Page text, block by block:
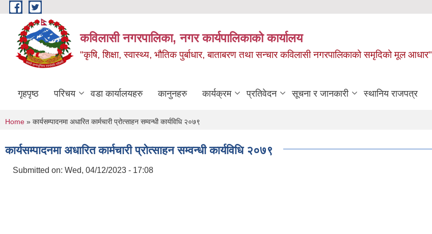
Skip to main content
कविलासी नगरपालिका, नगर कार्यपालिकाको कार्यालय
"कृषि, शिक्षा, स्वास्थ्य, भौतिक पुर्बाधार, बाताबरण तथा सन्चार कविलासी नगरपालिकाको समृदिको मूल आधार"
गृहपृष्ठ परिचय वडा कार्यालयहरु कानुनहरु कार्यक्रम प्रतिवेदन सूचना र जानकारी स्थानिय राजपत्र
You are here
Home » कार्यसम्पादनमा अधारित कार्मचारी प्रोत्साहन सम्वन्धी कार्यविधि २०७९
कार्यसम्पादनमा अधारित कार्मचारी प्रोत्साहन सम्वन्धी कार्यविधि २०७९
Submitted on: Wed, 04/12/2023 - 17:08